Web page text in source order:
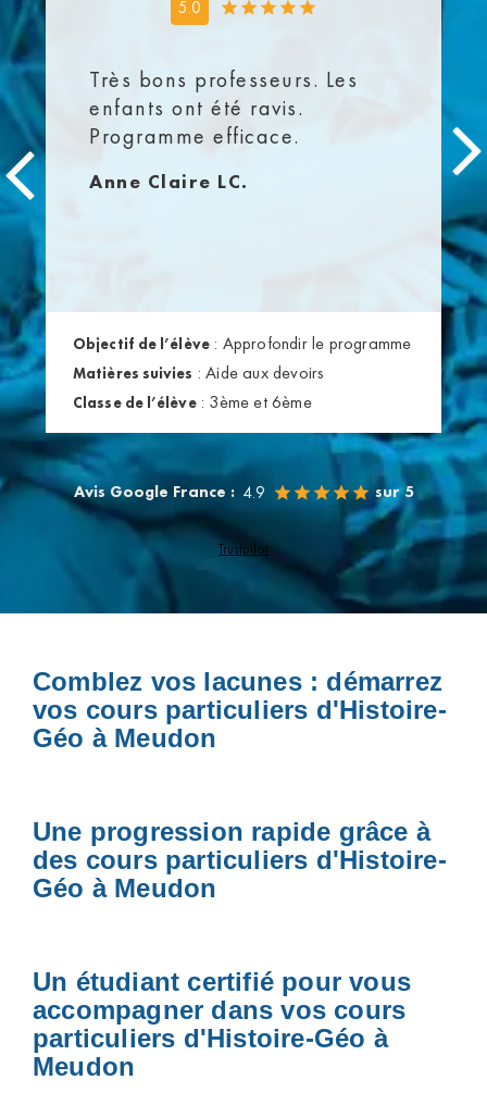
5.0
Très bons professeurs. Les
enfants ont été ravis.
Programme efficace.
Anne Claire LC.
Objectif de l’élève: Approfondir le programme
Matières suivies :Aide aux devoirs
Classe de l’élève: 3ème et 6ème
Avis Google France : 4.9 sur 5
Trustpilot
Comblez vos lacunes : démarrez
vos cours particuliers d'Histoire-
Géo à Meudon
Une progression rapide grâce à
des cours particuliers d'Histoire-
Géo à Meudon
Un étudiant certifié pour vous
accompagner dans vos cours
particuliers d'Histoire-Géo à
Meudon